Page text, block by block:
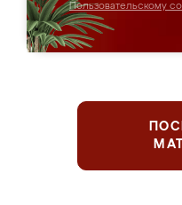
Пользовательскому